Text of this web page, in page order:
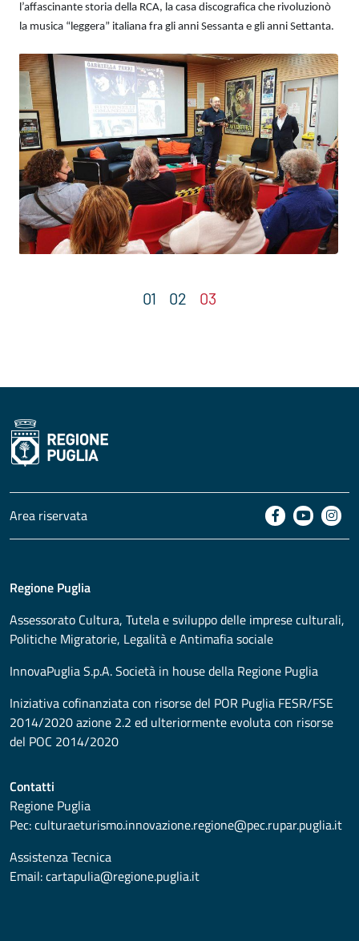
l’affascinante storia della RCA, la casa discografica che rivoluzionò
la musica “leggera” italiana fra gli anni Sessanta e gli anni Settanta.
Area riservata
Regione Puglia
Assessorato Cultura, Tutela e sviluppo delle imprese culturali,
Politiche Migratorie, Legalità e Antimafia sociale
InnovaPuglia S.p.A. Società in house della Regione Puglia
Iniziativa cofinanziata con risorse del POR Puglia FESR/FSE
2014/2020 azione 2.2 ed ulteriormente evoluta con risorse
del POC 2014/2020
Contatti
Regione Puglia
Pec:culturaeturismo.innovazione.regione@pec.rupar.puglia.it
Assistenza Tecnica
Email:cartapulia@regione.puglia.it